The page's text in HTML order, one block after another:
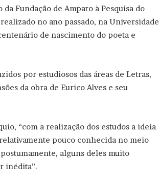
Fundação de Amparo à Pesquisa do
no ano passado, na Universidade
de nascimento do poeta e
por estudiosos das áreas de Letras,
da obra de Eurico Alves e seu
“com a realização dos estudos a ideia
pouco conhecida no meio
alguns deles muito
inédita”.